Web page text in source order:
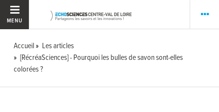
MENU
Accueil
Les articles
[RécréaSciences] - Pourquoi les bulles de savon sont-elles
colorées ?